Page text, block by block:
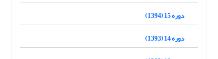
دوره 15 (1394)
دوره 14 (1393)